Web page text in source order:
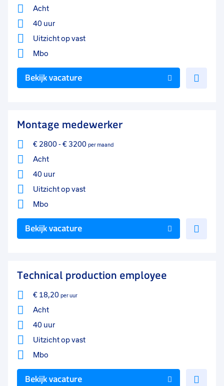
Acht
40 uur
Uitzicht op vast
Mbo
Bekijk vacature
Montage medewerker
€ 2800- € 3200 per maand
Acht
40 uur
Uitzicht op vast
Mbo
Bekijk vacature
Technical production employee
€ 18,20 per uur
Acht
40 uur
Uitzicht op vast
Mbo
Bekijk vacature